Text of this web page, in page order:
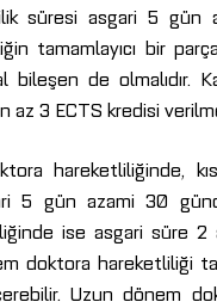
süresi asgari 5 gün
tamamlayıcı bir
bileşen de olmalıdır.
az 3 ECTS kredisi
kısa
5 gün azami 30
ise asgari süre 2
doktora hareketliliği
Uzun dönem